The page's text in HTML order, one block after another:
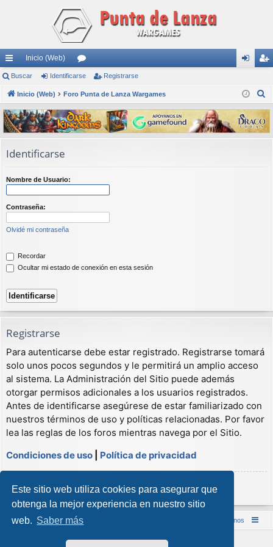
Este sitio web utiliza cookies para asegurar que
obtenga la mejor experiencia en nuestro sitio
web. Saber más
nl
ac
es
rá
pi
s
Inicio (Web)
or
os nti
fic
ar
ist
ra
rs
Buscar Identificarse Registrarse
Inicio (Web) Foro Punta de Lanza Wargames
s
c
Identificarse
Nombre de Usuario:
Contraseña:
Olvidé mi contraseña
Recordar
Ocultar mi estado de conexión en esta sesión
Registrarse
Para autenticarse debe estar registrado. Registrarse tomará
solo unos pocos segundos y le permitirá un amplio acceso
al sistema. La Administración del Sitio puede además
otorgar permisos adicionales a los usuarios registrados.
Antes de identificarse asegúrese de estar familiarizado con
nuestros términos de uso y políticas relacionadas. Por favor
lea las reglas de los foros mientras navega por el Sitio.
Condiciones de uso
Política de privacidad
Registrarse
Inicio (Web) Foro Punta de Lanza Wargames Contáctenos
Desarrollado porphpBB® Forum Software © phpBB Limited